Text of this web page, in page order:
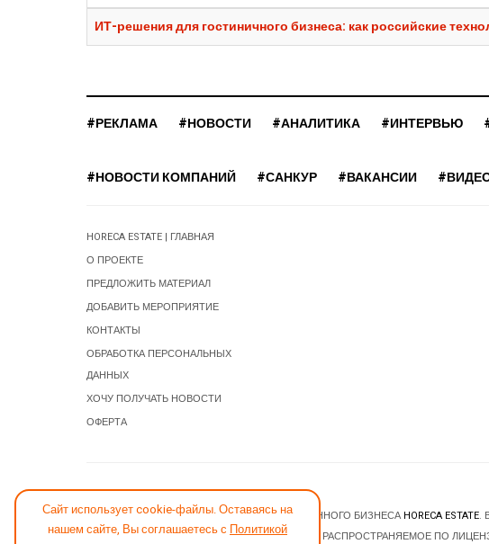
ИТ-решения для гостиничного бизнеса: как российские
Сайт использует cookie-файлы. Оставаясь на
нашем сайте, Вы соглашаетесь с Политикой
#РЕКЛАМА #НОВОСТИ #АНАЛИТИКА #ИНТЕРВЬЮ
#НОВОСТИ КОМПАНИЙ #САНКУР #ВАКАНСИИ
HORECA ESTATE | ГЛАВНАЯ
О ПРОЕКТЕ
ПРЕДЛОЖИТЬ МАТЕРИАЛ
ДОБАВИТЬ МЕРОПРИЯТИЕ
КОНТАКТЫ
ОБРАБОТКА ПЕРСОНАЛЬНЫХ
ДАННЫХ
ХОЧУ ПОЛУЧАТЬ НОВОСТИ
ОФЕРТА
© 2026 НОВОСТИ ГОСТИНИЧНОГО И РЕСТОРАННОГО БИЗНЕСА HORECA ESTATE.
JOOMLA! CMS- ПРОГРАММНОЕ ОБЕСПЕЧЕНИЕ, РАСПРОСТРАНЯЕМОЕ ПО